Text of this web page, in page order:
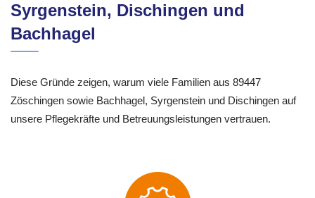
Syrgenstein, Dischingen und
Bachhagel
Diese Gründe zeigen, warum viele Familien aus 89447
Zöschingen sowie Bachhagel, Syrgenstein und Dischingen auf
unsere Pflegekräfte und Betreuungsleistungen vertrauen.